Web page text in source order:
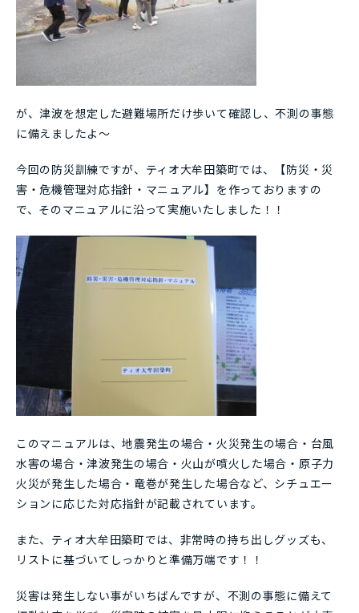
が、津波を想定した避難場所だけ歩いて確認し、不測の事態
に備えましたよ～
今回の防災訓練ですが、ティオ大牟田築町では、【防災・災
害・危機管理対応指針・マニュアル】を作っておりますの
で、そのマニュアルに沿って実施いたしました！！
このマニュアルは、地震発生の場合・火災発生の場合・台風
水害の場合・津波発生の場合・火山が噴火した場合・原子力
火災が発生した場合・竜巻が発生した場合など、シチュエー
ションに応じた対応指針が記載されています。
また、ティオ大牟田築町では、非常時の持ち出しグッズも、
リストに基づいてしっかりと準備万端です！！
災害は発生しない事がいちばんですが、不測の事態に備えて